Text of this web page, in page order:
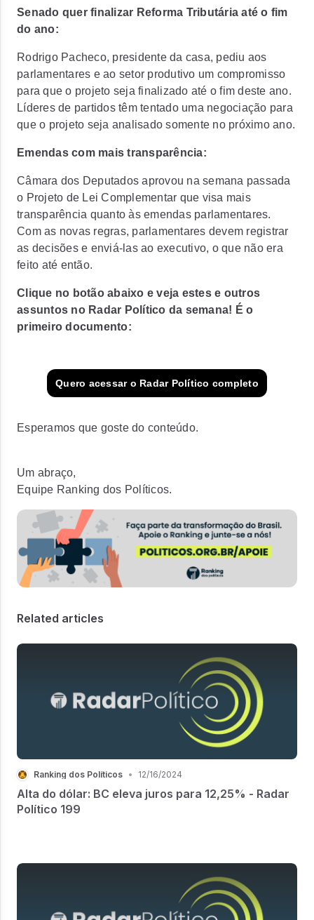
Senado quer finalizar Reforma Tributária até o fim
do ano:
Rodrigo Pacheco, presidente da casa, pediu aos
parlamentares e ao setor produtivo um compromisso
para que o projeto seja finalizado até o fim deste ano.
Líderes de partidos têm tentado uma negociação para
que o projeto seja analisado somente no próximo ano.
Emendas com mais transparência:
Câmara dos Deputados aprovou na semana passada
o Projeto de Lei Complementar que visa mais
transparência quanto às emendas parlamentares.
Com as novas regras, parlamentares devem registrar
as decisões e enviá-las ao executivo, o que não era
feito até então.
Clique no botão abaixo e veja estes e outros
assuntos no Radar Político da semana! É o
primeiro documento:
Quero acessar o Radar Político completo
Esperamos que goste do conteúdo.
Um abraço,
Equipe Ranking dos Políticos.
Related articles
Ranking dos Políticos • 12/16/2024
Alta do dólar: BC eleva juros para 12,25% - Radar
Político 199